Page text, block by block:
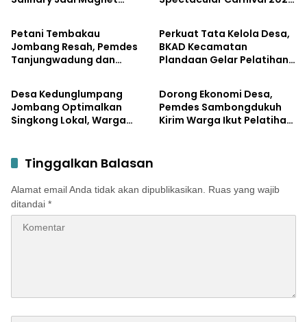
Pemerintahan
Petani Tembakau
Jombang Resah, Pemdes
Tanjungwadung dan
Pemerintahan
Perkuat Tata Kelola Desa,
BKAD Kecamatan
Plandaan Gelar Pelatihan
Pemerintahan
Desa Kedunglumpang
Jombang Optimalkan
Singkong Lokal, Warga
Pemerintahan
Dorong Ekonomi Desa,
Pemdes Sambongdukuh
Kirim Warga Ikut Pelatihan
Tinggalkan Balasan
Alamat email Anda tidak akan dipublikasikan.
Ruas yang wajib
ditandai *